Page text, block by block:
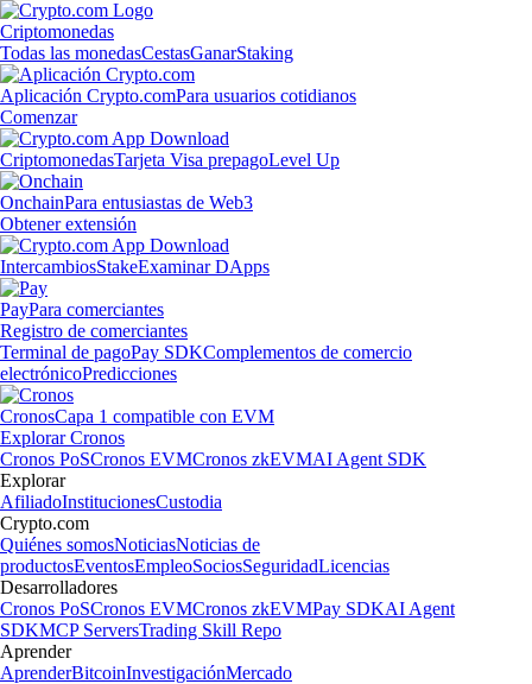
Criptomonedas
Todas las monedasCestasGanarStaking
Aplicación Crypto.comPara usuarios cotidianos
Comenzar
CriptomonedasTarjeta Visa prepagoLevel Up
OnchainPara entusiastas de Web3
Obtener extensión
IntercambiosStakeExaminar DApps
PayPara comerciantes
Registro de comerciantes
Terminal de pagoPay SDKComplementos de comercio
electrónicoPredicciones
CronosCapa 1 compatible con EVM
Explorar Cronos
Cronos PoSCronos EVMCronos zkEVMAI Agent SDK
Explorar
AfiliadoInstitucionesCustodia
Crypto.com
Quiénes somosNoticiasNoticias de
productosEventosEmpleoSociosSeguridadLicencias
Desarrolladores
Cronos PoSCronos EVMCronos zkEVMPay SDKAI Agent
SDKMCP ServersTrading Skill Repo
Aprender
AprenderBitcoinInvestigaciónMercado